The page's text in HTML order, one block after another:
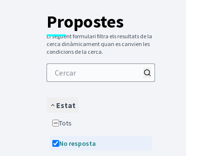
Propostes
El següent formulari filtra els resultats de la
cerca dinàmicament quan es canvien les
condicions de la cerca.
Estat
Tots
No resposta